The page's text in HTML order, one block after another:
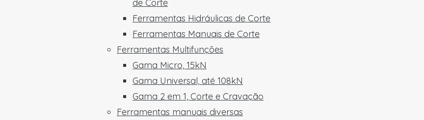
de Corte
Ferramentas Hidráulicas de Corte
Ferramentas Manuais de Corte
Ferramentas Multifunções
Gama Micro, 15kN
Gama Universal, até 108kN
Gama 2 em 1, Corte e Cravação
Ferramentas manuais diversas